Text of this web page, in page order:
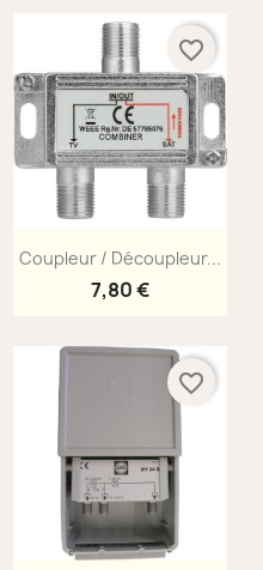
Aperçu rapide
Coupleur / Découpleur...
7,80 €
favorite_border
favorite_border